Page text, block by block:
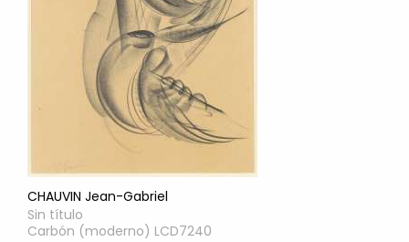
CHAUVIN Jean-Gabriel
Sin título
Carbón (moderno) LCD7240